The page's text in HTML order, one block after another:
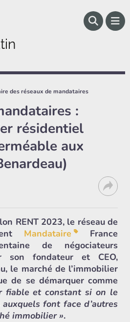
des réseaux de mandataires
:
résidentiel
aux
RENT 2023, le réseau de
Mandataire
France
de négociateurs
son fondateur et CEO,
le marché de l’immobilier
de se démarquer comme
fiable et constant si on le
font face d’autres
immobilier ».